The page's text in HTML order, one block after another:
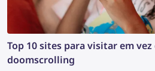
Top 10 sites para visitar em vez
doomscrolling